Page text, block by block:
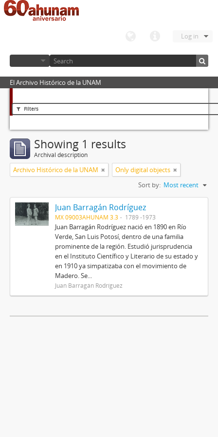
Log in
El Archivo Histórico de la UNAM
Filters
Showing 1 results
Archival description
Archivo Histórico de la UNAM
Only digital objects
Sort by: Most recent
Juan Barragán Rodríguez
MX 09003AHUNAM 3.3 1789 -1973
Juan Barragán Rodríguez nació en 1890 en Río
Verde, San Luis Potosí, dentro de una familia
prominente de la región. Estudió jurisprudencia
en el Instituto Científico y Literario de su estado y
en 1910 ya simpatizaba con el movimiento de
Madero. Se...
Juan Barragán Rodríguez